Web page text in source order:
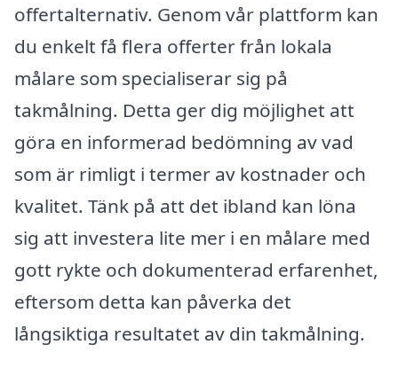
offertalternativ. Genom vår plattform kan
du enkelt få flera offerter från lokala
målare som specialiserar sig på
takmålning. Detta ger dig möjlighet att
göra en informerad bedömning av vad
som är rimligt i termer av kostnader och
kvalitet. Tänk på att det ibland kan löna
sig att investera lite mer i en målare med
gott rykte och dokumenterad erfarenhet,
eftersom detta kan påverka det
långsiktiga resultatet av din takmålning.